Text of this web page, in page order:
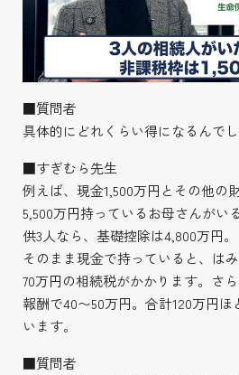
■質問者
具体的にどれくらい得になるんでし
■すぎむら先生
例えば、現金1,500万円とその他の
5,500万円持っているお母さんがい
供3人なら、基礎控除は4,800万円。
そのまま現金で持っていると、は
70万円の相続税がかかります。さ
報酬で40〜50万円。合計120万円
います。
■質問者